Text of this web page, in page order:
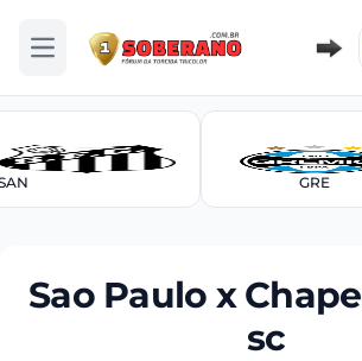
Abrir menu
GRE
Sao Paulo x
sc